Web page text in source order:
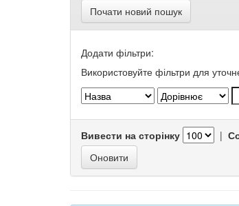
Почати новий пошук
Додати фільтри:
Використовуйте фільтри для
Вивести на сторінку |